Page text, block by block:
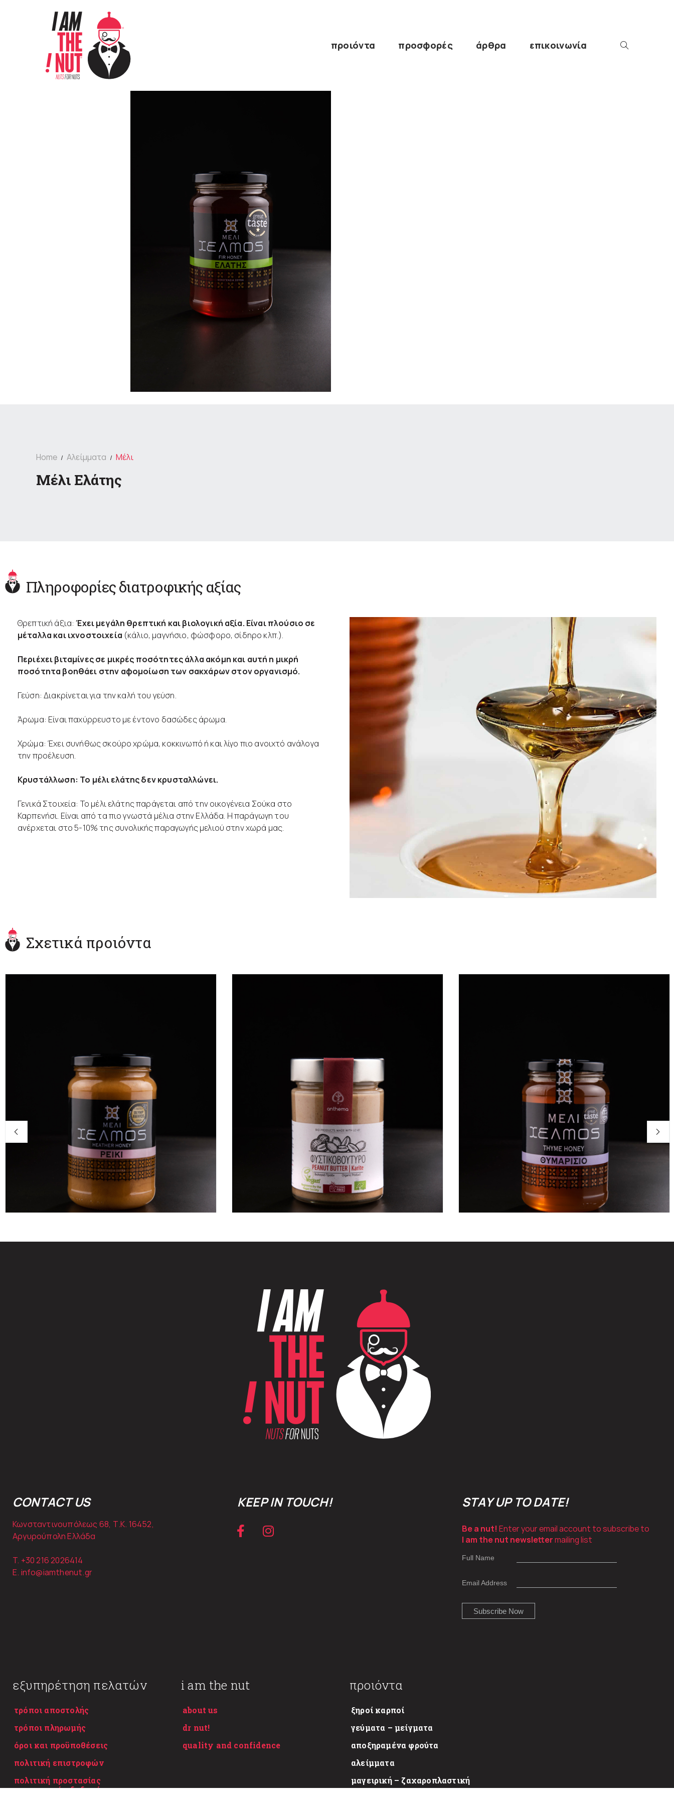
προιόντα προσφορές άρθρα επικοινωνία
Home Αλείμματα Μέλι
Μέλι Ελάτης
Πληροφορίες διατροφικής αξίας
Θρεπτική άξια:Έχει μεγάλη θρεπτική και βιολογική αξία. Είναι πλούσιο σε
μέταλλα και ιχνοστοιχεία (κάλιο, μαγνήσιο, φώσφορο, σίδηρο κλπ.).
Περιέχει βιταμίνες σε μικρές ποσότητες άλλα ακόμη και αυτή η μικρή
ποσότητα βοηθάει στην αφομοίωση των σακχάρων στον οργανισμό.
Γεύση: Διακρίνεται για την καλή του γεύση.
Άρωμα: Είναι παχύρρευστο με έντονο δασώδες άρωμα.
Χρώμα: Έχει συνήθως σκούρο χρώμα, κοκκινωπό ή και λίγο πιο ανοιχτό ανάλογα
την προέλευση.
Κρυστάλλωση: Το μέλι ελάτης δεν κρυσταλλώνει.
Γενικά Στοιχεία: Το μέλι ελάτης παράγεται από την οικογένεια Σούκα στο
Καρπενήσι. Είναι από τα πιο γνωστά μέλια στην Ελλάδα. Η παράγωγη του
ανέρχεται στο 5-10% της συνολικής παραγωγής μελιού στην χωρά μας.
Σχετικά προιόντα
Βιολογικό φυστικοβούτυρο με καριτέ
CONTACT US
Κωνσταντινουπόλεως 68, Τ.Κ. 16452,
Αργυρούπολη Ελλάδα
T. +30216 2026414
E. info@iamthenut.gr
KEEP IN TOUCH! STAY UP TO DATE!
Be a nut! Enter your email account to subscribe to
I am the nut newslettermailing list
Full Name
Email Address
εξυπηρέτηση πελατών
τρόποι αποστολής
τρόποι πληρωμής
όροι και προϋποθέσεις
πολιτική επιστροφών
πολιτική προστασίας
προσωπικών δεδομένων
i am the nut
about us
dr nut!
quality and confidence
προιόντα
ξηροί καρποί
γεύματα – μείγματα
αποξηραμένα φρούτα
αλείμματα
μαγειρική – ζαχαροπλαστική